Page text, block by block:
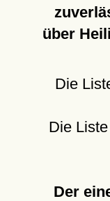
über
Die
Die
Der